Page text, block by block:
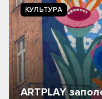
КУЛЬТУРА
ARTPLAY